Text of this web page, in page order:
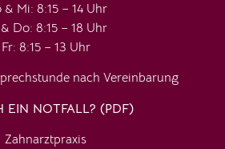
Zahnarztpraxis
& Mi: 8:15 – 14 Uhr
Do: 8:15 – 18 Uhr
Fr: 8:15 – 13 Uhr
nach Vereinbarung
EIN NOTFALL? (PDF)